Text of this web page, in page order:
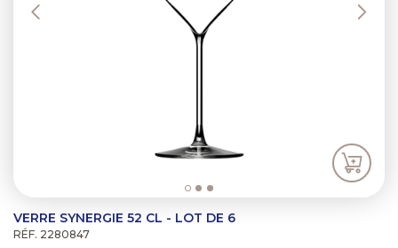
VERRE SYNERGIE 52 CL - LOT DE 6
RÉF. 2280847